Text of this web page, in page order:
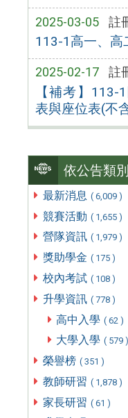
2025-03-05 註
113-1高一、高
2025-02-17 註
【補考】113-
表與座位表(不
依公告類
最新消息 ( 6,009 )
競賽活動 ( 1,655 )
營隊資訊 ( 1,979 )
獎助學金 ( 175 )
校內考試 ( 108 )
升學資訊 ( 778 )
高中入學 ( 62 )
大學入學 ( 579 )
榮譽榜 ( 351 )
教師研習 ( 1,878 )
家長研習 ( 61 )